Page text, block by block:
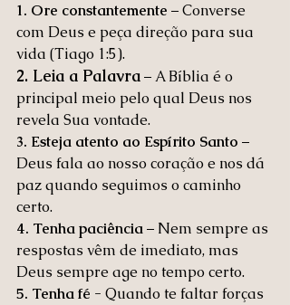
1. Ore constantemente – Converse
com Deus e peça direção para sua
vida (Tiago 1:5).
2. Leia a Palavra – A Bíblia é o
principal meio pelo qual Deus nos
revela Sua vontade.
3. Esteja atento ao Espírito Santo –
Deus fala ao nosso coração e nos dá
paz quando seguimos o caminho
certo.
4. Tenha paciência – Nem sempre as
respostas vêm de imediato, mas
Deus sempre age no tempo certo.
5. Tenha fé - Quando te faltar forças